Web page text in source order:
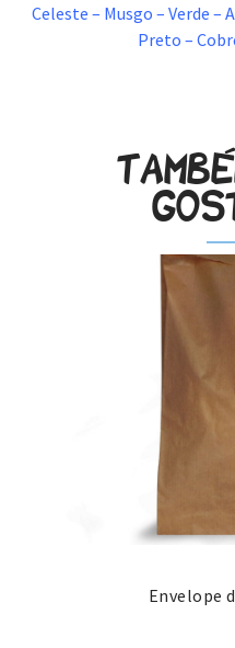
Celeste – Musgo – Verde –
Preto –
Envelope